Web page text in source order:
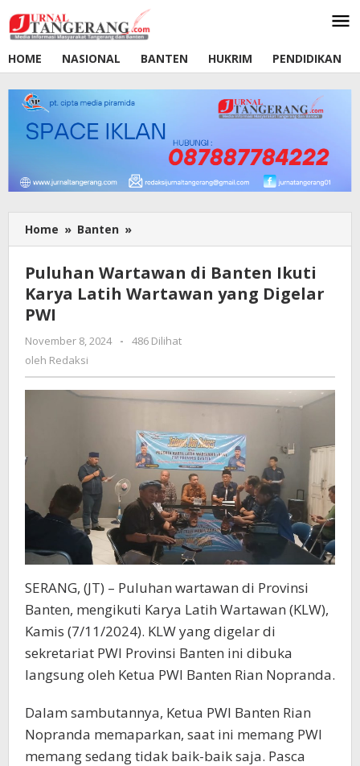
ke
konten
HOME
NASIONAL BANTEN HUKRIM PENDIDIKAN
Home » Banten »
Wartawan
Banten
Ikuti
Wartawan
Digelar
PWI
Puluhan Wartawan di Banten Ikuti
Karya Latih Wartawan yang Digelar
PWI
November 8, 2024
oleh
-
486 Dilihat
oleh Redaksi
SERANG, (JT) – Puluhan wartawan di Provinsi
Banten, mengikuti Karya Latih Wartawan (KLW),
Kamis (7/11/2024). KLW yang digelar di
sekretariat PWI Provinsi Banten ini dibuka
langsung oleh Ketua PWI Banten Rian Nopranda.
Dalam sambutannya, Ketua PWI Banten Rian
Nopranda memaparkan, saat ini memang PWI
memang sedang tidak baik-baik saja. Pasca